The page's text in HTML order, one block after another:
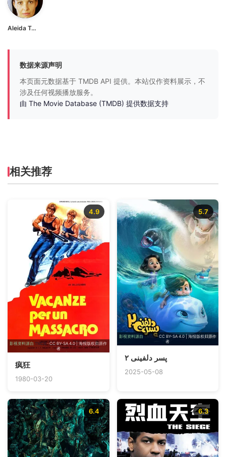
Aleida Torrent
数据来源声明
本页面元数据基于 TMDB API 提供。本站仅作资料展示，不
涉及任何视频播放服务。
由 The Movie Database (TMDB) 提供数据支持
相关推荐
影视资料源自TMDB· CC BY-SA 4.0 | 海报版权归原作
者
4.9
疯狂
1980-03-20
影视资料源自TMDB· CC BY-SA 4.0 | 海报版权归原作
者
5.7
پسر دلفینی ۲
2025-05-08
6.4 6.3